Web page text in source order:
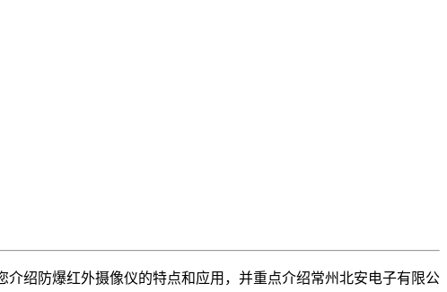
绍防爆红外摄像仪的特点和应用，并重点介绍常州北安电子有限公